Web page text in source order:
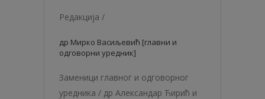
Редакција /
др Мирко Васиљевић [главни и
одговорни уредник]
Заменици главног и одговорног
уредника / др Александар Ћирић и